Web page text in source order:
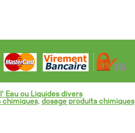
Eau ou Liquides divers
chimiques, dosage produits chimiques